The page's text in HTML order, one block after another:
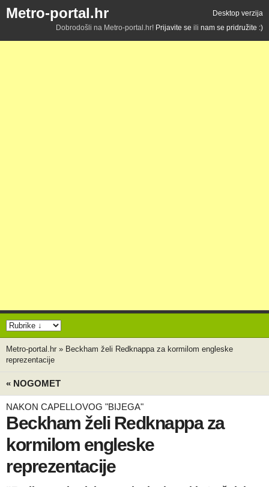
Metro-portal.hr
Desktop verzija
Dobrodošli na Metro-portal.hr! Prijavite se ili nam se pridružite :)
Metro-portal.hr » Beckham želi Redknappa za kormilom engleske
reprezentacije
« NOGOMET
NAKON CAPELLOVOG "BIJEGA"
Beckham želi Redknappa za
kormilom engleske
reprezentacije